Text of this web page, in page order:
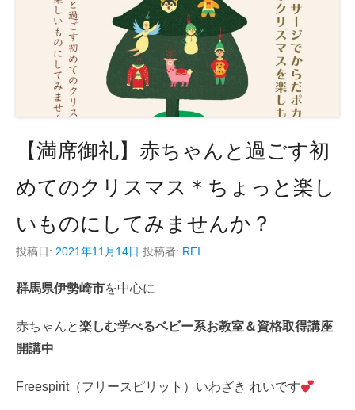
【満席御礼】赤ちゃんと過ごす初
めてのクリスマス＊ちょっと楽し
いものにしてみませんか？
投稿日: 2021年11月14日 投稿者: REI
群馬県伊勢崎市を中心に
赤ちゃんと楽しむ学べるベビー系お教室＆資格取得講座
開講中
Freespirit（フリースピリット）いわざき れいです